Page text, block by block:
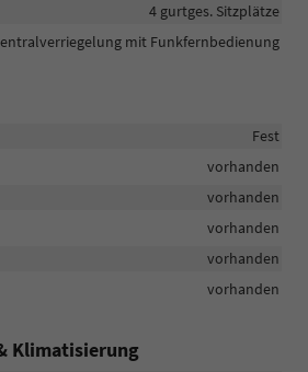
4 gurtges. Sitzplätze
mit Funkfernbedienung
Fest
vorhanden
vorhanden
vorhanden
vorhanden
vorhanden
Klimatisierung